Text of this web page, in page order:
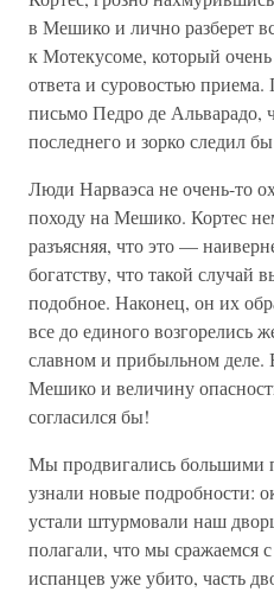
в Мешико и лично разберет
к Мотекусоме, который
ответа и суровостью приема.
письмо Педро де Альварадо,
последнего и зорко следил
Люди Нарваэса не очень-то
походу на Мешико. Кортес
разъясняя, что это —
богатству, что такой случай
подобное. Наконец, он их
все до единого возгорелись
славном и прибыльном
Мешико и величину
согласился бы!
Мы продвигались большими
узнали новые подробности:
устали штурмовали наш
полагали, что мы сражаемся
испанцев уже убито, часть